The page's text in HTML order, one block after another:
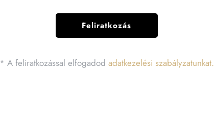
* A feliratkozással elfogadod adatkezelési szabályzatunkat.